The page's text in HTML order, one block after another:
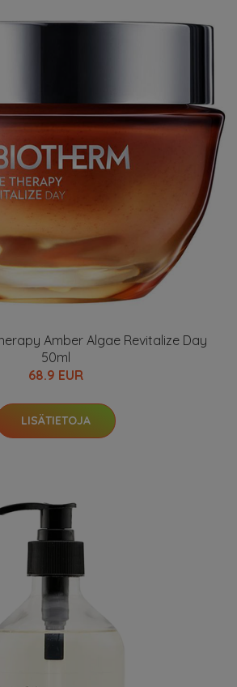
Amber Algae Revitalize Day
50ml
68.9 EUR
LISÄTIETOJA